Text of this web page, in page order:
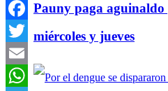
Pauny paga aguinaldo
miércoles y jueves
Facebook
Twitter
Email